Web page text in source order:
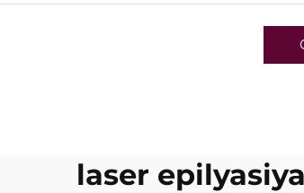
laser